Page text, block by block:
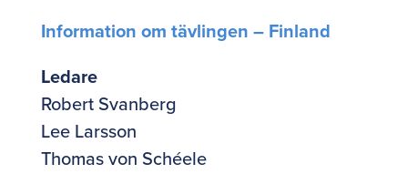
Information om tävlingen – Finland
Ledare
Robert Svanberg
Lee Larsson
Thomas von Schéele